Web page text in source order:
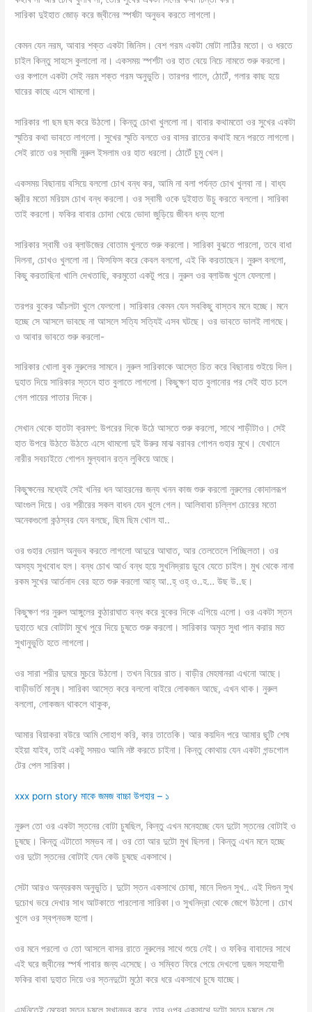
সারিকা দুইহাত জোড় করে জ্বীনের স্পর্ষটা অনুভব করতে লাগলো।
কেমন যেন নরম, আবার শক্ত একটা জিনিস। বেশ গরম একটা মোটা লাঠির মতো। ও ধরতে
চাইল কিন্তু সাহসে কুলালো না। একসময় স্পর্শটা ওর হাত বেয়ে নিচে নামতে শুরু করলো।
ওর কপালে একটা সেই নরম শক্ত গরম অনুভুতি। তারপর গালে, ঠোটেঁ, গলার কাছ হয়ে
ঘারের কাছে এসে থামলো।
সারিকার গা ছম ছম করে উঠলো। কিন্তু চোখা খুললো না। বাবার কথামতো ওর সুখের একটা
স্মৃতির কথা ভাবতে লাগলো। সুখের স্মৃতি বলতে ওর বাসর রাতের কথাই মনে পরতে লাগলো।
সেই রাতে ওর স্বামী নুরুল ইসলাম ওর হাত ধরলো। ঠোটেঁ চুমু খেল।
একসময় বিছানায় বসিয়ে বললো চোখ বন্ধ কর, আমি না বলা পর্যন্ত চোখ খুলবা না। বাধ্য
স্ত্রীর মতো মরিয়ম চোখ বন্ধ করলো। ওর স্বামী ওকে দুইহাত উচু করতে বললো। সারিকা
তাই করলো। ফকির বাবার চোদা খেয়ে ভোদা জুড়িয়ে জীবন ধন্য হলো
সারিকার স্বামী ওর ব্লাউজের বোতাম খুলতে শুরু করলো। সারিকা বুঝতে পারলো, তবে বাধা
দিলনা, চোখও খুললো না। ফিসফিস করে কেবল বললো, এই কি করতাছেন। নুরুল বললো,
কিছু করতাছিনা খালি দেখতাছি, করমুতো একটু পরে। নুরুল ওর ব্লাউজ খুলে ফেললো।
তরপর বুকের আঁচলটা খুলে ফেললো। সারিকার কেমন যেন সবকিছু বাস্তব মনে হচ্ছে। মনে
হচ্ছে সে আসলে ভাবছে না আসলে সত্যি সত্যিই এসব ঘটছে। ওর ভাবতে ভালই লাগছে।
ও আবার ভাবতে শুরু করলো-
সারিকার খোলা বুক নুরুলের সামনে। নুরুল সারিকাকে আস্তে চিত করে বিছানায় শুইয়ে দিল।
দুহাত দিয়ে সারিকার স্তনে হাত বুলাতে লাগলো। কিছুক্ষণ হাত বুলানোর পর সেই হাত চলে
গেল পায়ের পাতার দিকে।
সেখান থেকে হাতটা ক্রমশ: উপরের দিকে উঠে আসতে শুরু করলো, সাথে শাড়ীটাও। সেই
হাত উপরে উঠতে উঠতে এসে থামলো দুই উরুর মাঝ বরাবর গোপন গুহার মুখে। যেখানে
নারীর সবচাইতে গোপন মুল্যবান রত্ন লুকিয়ে আছে।
কিছুক্ষনের মধ্যেই সেই খনির ধন আহরনের জন্য খনন কাজ শুরু করলো নুরুলের কোদালরূপ
আংগুল দিয়ে। ওর শরীরের সকল বাধন যেন খুলে গেল। আলিবাবা চল্লিশ চোরের মতো
অনেকগুলো কন্ঠস্বর যেন বলছে, ছিম ছিম খোল যা..
ওর গুহার দেয়াল অনুভব করতে লাগলো আদুরে আঘাত, আর তেলতেলে পিচ্ছিলতা। ওর
অসহ্য সুখবোধ হল। বন্ধ চোখ আর্ও বন্ধ হয়ে সুখনিদ্রায় ডুবে যেতে চাইল। মুখ থেকে নানা
রকম সুখের আর্তনাদ বের হতে শুরু করলো আহ্ আ..হ্ ওহ্ ও..হ… উছ উ..ছ।
কিছুক্ষণ পর নুরুল আঙ্গুলের কুঠারাঘাত বন্ধ করে বুকের দিকে এগিয়ে এলো। ওর একটা স্তন
দুহাতে ধরে বোটাটা মুখে পুরে দিয়ে চুষতে শুরু করলো। সারিকার অমৃত সুধা পান করার মত
সুখানুভুতি হতে লাগলো।
ওর সারা শরীর দুমরে মুচরে উঠলো। তখন বিয়ের রাত। বাড়ীর মেহমানরা এখনো আছে।
বাড়ীভর্তি মানুষ। সারিকা আস্তে করে বললো বাইরে লোকজন আছে, এখন থাক। নুরুল
বললো, লোকজন থাকলে থাকুক,
আমার বিয়াকরা বউরে আমি সোহাগ করি, কার তাতেকি। আর কয়দিন পরে আমার ছুটি শেষ
হইয়া যাইব, তাই একটু সময়ও আমি নষ্ট করতে চাইনা। কিন্তু কোথায় যেন একটা গন্ডগোল
টের পেল সারিকা।
xxx porn story মাকে জমজ বাচ্চা উপহার – ১
নুরুল তো ওর একটা স্তনের বোটা চুষছিল, কিন্তু এখন মনেহচ্ছে যেন দুটো স্তনের বোটাই ও
চুষছে। কিন্তু এটাতো সম্ভব না। ওর তো আর দুটো মুখ ছিলনা। কিন্তু এখন মনে হচ্ছে
ওর দুটো স্তনের বোটাই যেন কেউ চুষছে একসাথে।
সেটা আরও অন্যরকম অনুভুতি। দুটো স্তন একসাথে চোষা, মানে দিগুন সুখ.. এই দিগুন সুখ
দুচোখ ভরে দেখার সাধ আটকাতে পারলোনা সারিকা।ও সুখনিদ্রা থেকে জেগে উঠলো। চোখ
খুলে ওর স্বপ্নভঙ্গ হলো।
ওর মনে পরলো ও তো আসলে বাসর রাতে নুরুলের সাথে শুয়ে নেই। ও ফকির বাবাদের সাথে
এই ঘরে জ্বীনের স্পর্ষ পাবার জন্য এসেছে। ও সম্বিত ফিরে পেয়ে দেখলো দুজন সহযোগী
ফকির বাবা দুহাত দিয়ে ওর স্তনদুটো মুঠো করে ধরে একসাথে চুষে যাচ্ছে।